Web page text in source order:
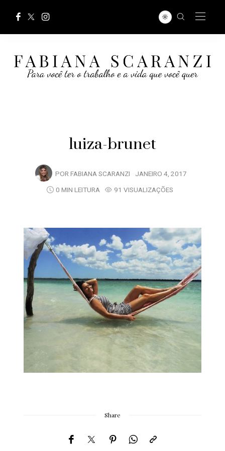
luiza-brunet
POR FABIANA SCARANZI JANEIRO 4, 2017
0 MIN LEITURA
91 VISUALIZAÇÕES
Share